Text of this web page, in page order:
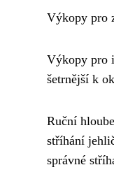
Výkopy pro
Výkopy pro
šetrnější k
Ruční
stříhání
správné